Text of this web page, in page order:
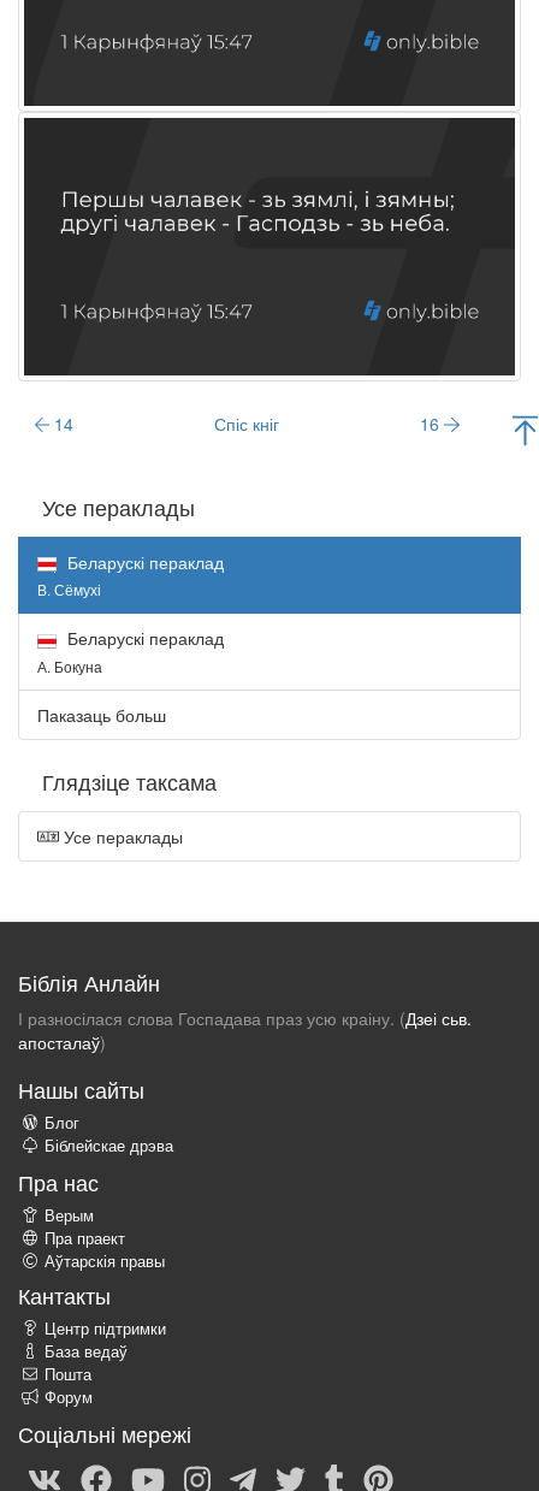
14 Спіс кніг 16
Усе пераклады
Беларускі пераклад
В. Сёмухі
Беларускі пераклад
А. Бокуна
Паказаць больш
Глядзіце таксама
Усе пераклады
Біблія Анлайн
І разносілася слова Госпадава праз усю краіну. (Дзеі сьв.
апосталаў)
Нашы сайты
Блог
Біблейскае дрэва
Пра нас
Верым
Пра праект
Аўтарскія правы
Кантакты
Центр підтримки
База ведаў
Пошта
Форум
Соціальні мережі